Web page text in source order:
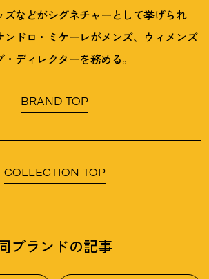
ズなどがシグネチャーとして挙げられ
ンドロ・ミケーレがメンズ、ウィメンズ
ディレクターを務める。
BRAND TOP
COLLECTION TOP
ブランドの記事